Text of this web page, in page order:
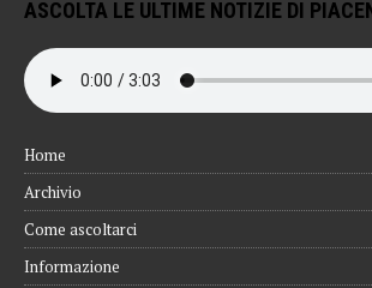
ASCOLTA LE ULTIME NOTIZIE DI
Home
Archivio
Come ascoltarci
Informazione